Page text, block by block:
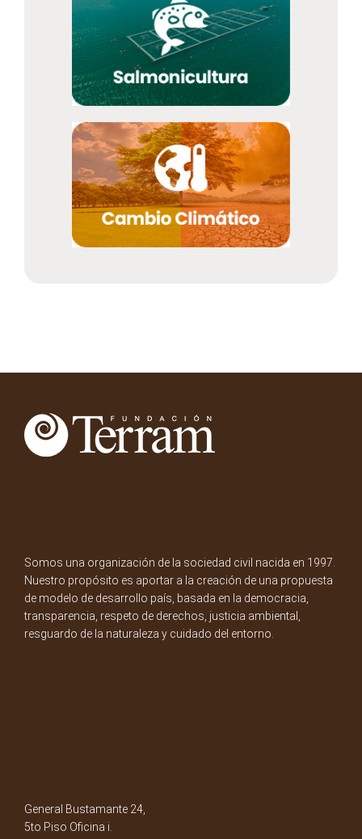
Somos una organización de la sociedad civil nacida en 1997.
Nuestro propósito es aportar a la creación de una propuesta
de modelo de desarrollo país, basada en la democracia,
transparencia, respeto de derechos, justicia ambiental,
resguardo de la naturaleza y cuidado del entorno.
General Bustamante 24,
5to Piso Oficina i.